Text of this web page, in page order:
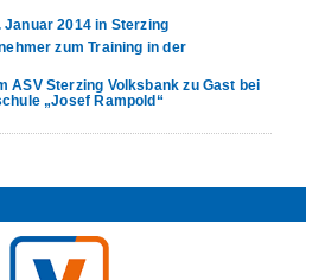
2014 in Sterzing
zum Training in der
ASV Sterzing Volksbank zu Gast bei
„Josef Rampold“